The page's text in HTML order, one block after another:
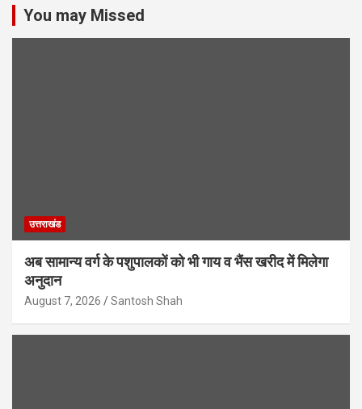
You may Missed
उत्तराखंड
अब सामान्य वर्ग के पशुपालकों को भी गाय व भैंस खरीद में मिलेगा
अनुदान
August 7, 2026 Santosh Shah